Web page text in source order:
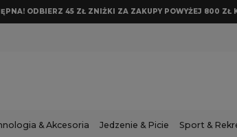
ODBIERZ 45 ZŁ ZNIŻKI ZA ZAKUPY POWYŻEJ 800 ZŁ
& Akcesoria Jedzenie & Picie Sport &